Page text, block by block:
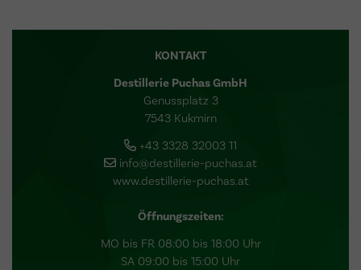
KONTAKT
Destillerie Puchas GmbH
Genussplatz 3
7543 Kukmirn
+43 3328 32003 11
info@destillerie-puchas.at
www.destillerie-puchas.at
Öffnungszeiten:
MO bis FR 08:00 bis 18:00 Uhr
SA 09:00 bis 15:00 Uhr